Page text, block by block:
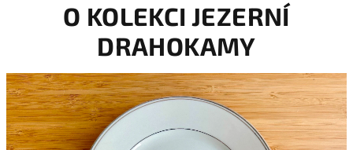
O KOLEKCI JEZERNÍ
DRAHOKAMY